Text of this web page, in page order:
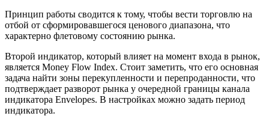
Принцип работы сводится к тому, чтобы вести торговлю на
отбой от сформировавшегося ценового диапазона, что
характерно флетовому состоянию рынка.
Второй индикатор, который влияет на момент входа в рынок,
является Money Flow Index. Стоит заметить, что его основная
задача найти зоны перекупленности и перепроданности, что
подтверждает разворот рынка у очередной границы канала
индикатора Envelopes. В настройках можно задать период
индикатора.